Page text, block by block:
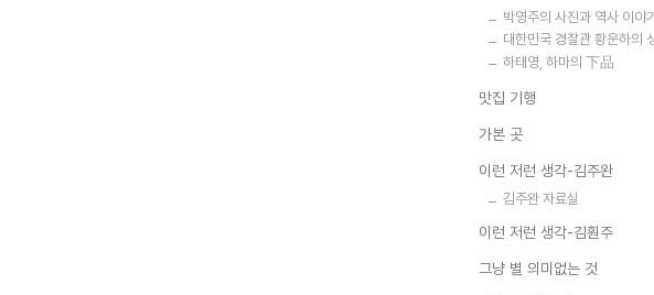
박영주의 사진과 역사 이야기
대한민국 경찰관 황운하의
하태영, 하마의 下品
맛집 기행
가본 곳
이런 저런 생각-김주완
김주완 자료실
이런 저런 생각-김훤주
그냥 별 의미없는 것